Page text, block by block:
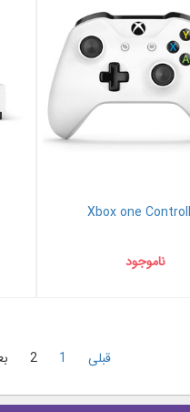
Xbox one
ناموجود
قبلی 1
2